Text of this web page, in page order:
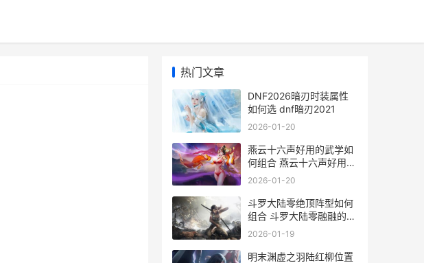
热门文章
DNF2026暗刃时装属性
如何选 dnf暗刃2021
2026-01-20
燕云十六声好用的武学如
何组合 燕云十六声好用的
奇术
2026-01-20
斗罗大陆零绝顶阵型如何
组合 斗罗大陆零融融的照
片
2026-01-19
明末渊虚之羽陆红柳位置